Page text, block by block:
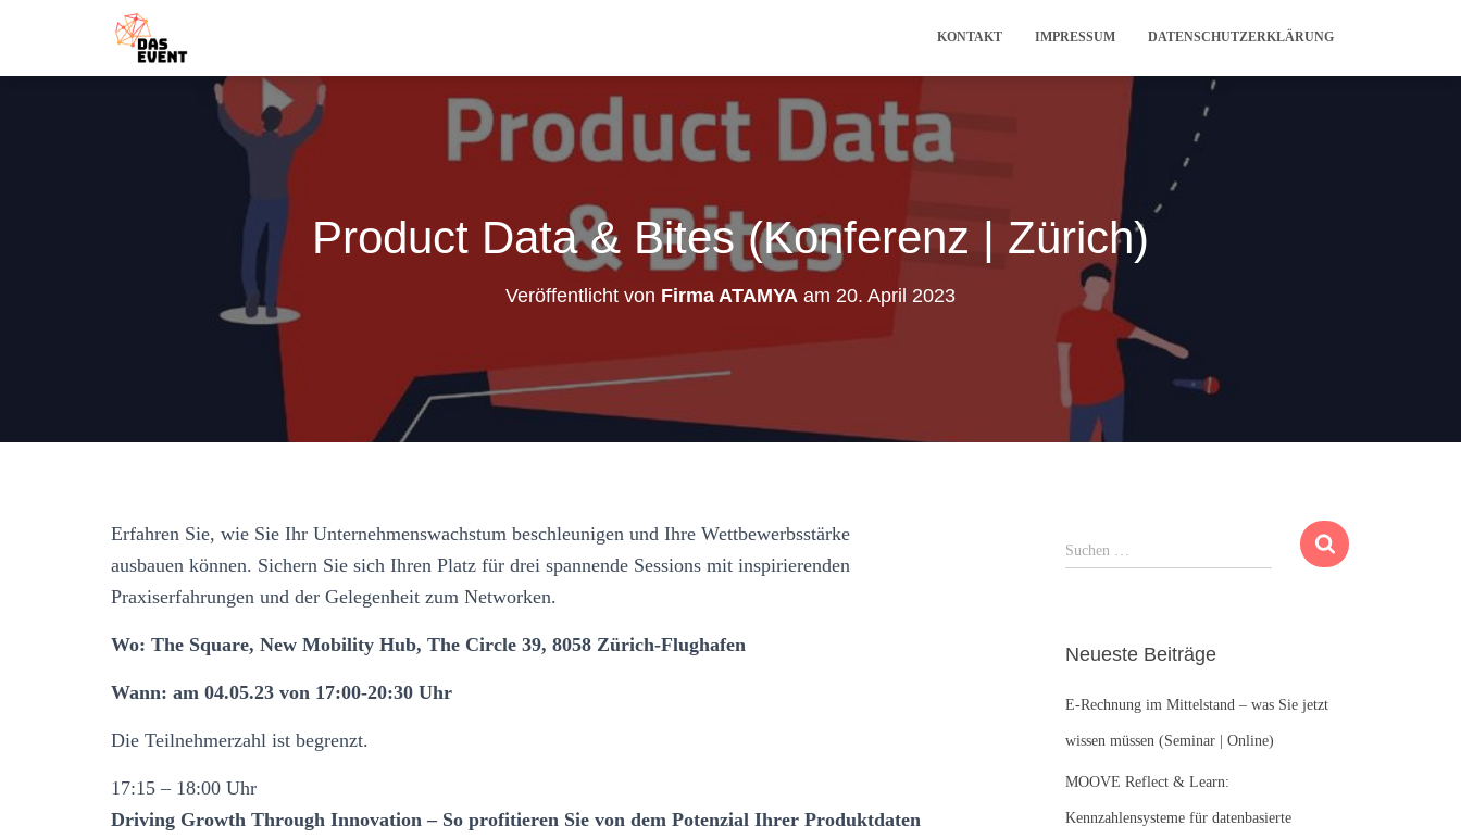
KONTAKT IMPRESSUM DATENSCHUTZERKLÄRUNG
Product Data & Bites (Konferenz | Zürich)
Veröffentlicht von Firma ATAMYA am 20. April 2023
Erfahren Sie, wie Sie Ihr Unternehmenswachstum beschleunigen und Ihre Wettbewerbsstärke
ausbauen können. Sichern Sie sich Ihren Platz für drei spannende Sessions mit inspirierenden
Praxiserfahrungen und der Gelegenheit zum Networken.
Wo: The Square, New Mobility Hub, The Circle 39, 8058 Zürich-Flughafen
Wann: am 04.05.23 von 17:00-20:30 Uhr
Die Teilnehmerzahl ist begrenzt.
17:15 – 18:00 Uhr
Driving Growth Through Innovation – So profitieren Sie von dem Potenzial Ihrer Produktdaten
u
n
a
:
Suchen …
Neueste Beiträge
E-Rechnung im Mittelstand – was Sie jetzt
wissen müssen (Seminar | Online)
MOOVE Reflect & Learn:
Kennzahlensysteme für datenbasierte